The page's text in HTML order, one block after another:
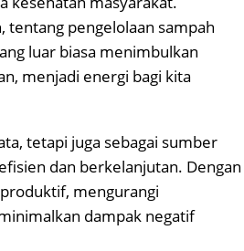
pengelolaan sampah
luar biasa menimbulkan
menjadi energi bagi kita
tetapi juga sebagai sumber
dan berkelanjutan. Dengan
mengurangi
dampak negatif